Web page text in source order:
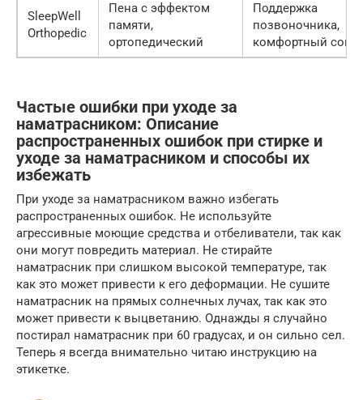
SleepWell
Orthopedic
Пена с эффектом
памяти,
ортопедический
Поддержка
позвоночника,
комфортный сон
Частые ошибки при уходе за
наматрасником: Описание
распространенных ошибок при стирке и
уходе за наматрасником и способы их
избежать
При уходе за наматрасником важно избегать
распространенных ошибок. Не используйте
агрессивные моющие средства и отбеливатели, так как
они могут повредить материал. Не стирайте
наматрасник при слишком высокой температуре, так
как это может привести к его деформации. Не сушите
наматрасник на прямых солнечных лучах, так как это
может привести к выцветанию. Однажды я случайно
постирал наматрасник при 60 градусах, и он сильно сел.
Теперь я всегда внимательно читаю инструкцию на
этикетке.